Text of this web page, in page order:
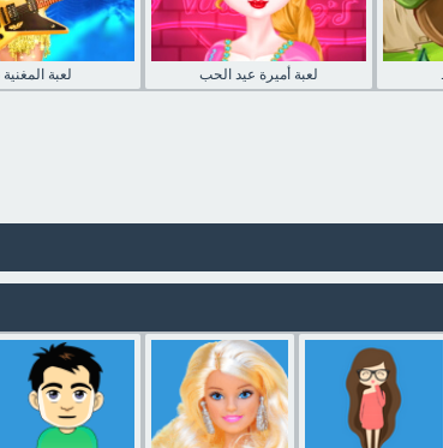
لعبة المغنية لعبة أميرة عيد الحب